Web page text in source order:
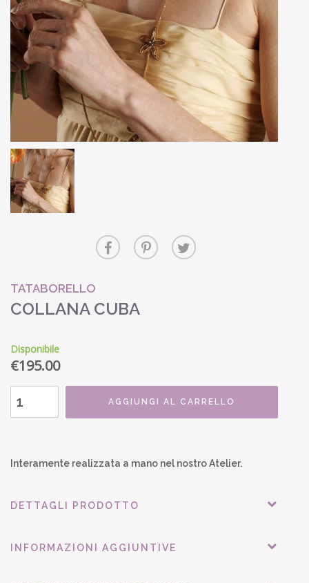
TATABORELLO
COLLANA CUBA
Disponibile
€195.00
AGGIUNGI AL CARRELLO
Interamente realizzata a mano nel nostro Atelier.
DETTAGLI PRODOTTO
INFORMAZIONI AGGIUNTIVE